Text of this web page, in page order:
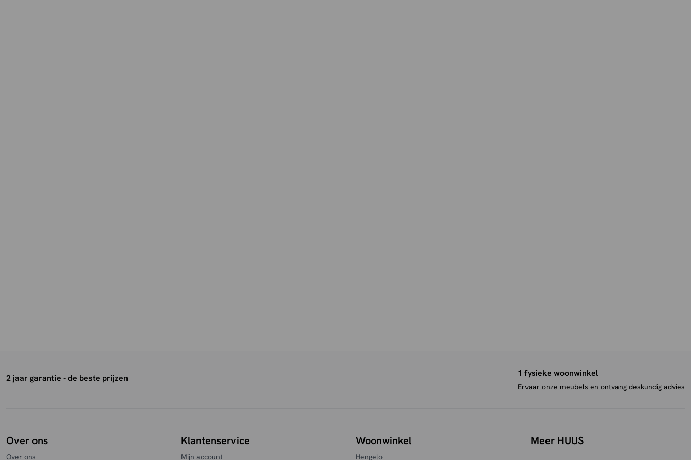
2 jaar garantie - de beste prijzen 1 fysieke woonwinkel
Ervaar onze meubels en ontvang deskundig advies
Over ons
Over ons
Klantenservice
Mijn account
Woonwinkel
Hengelo
Meer HUUS